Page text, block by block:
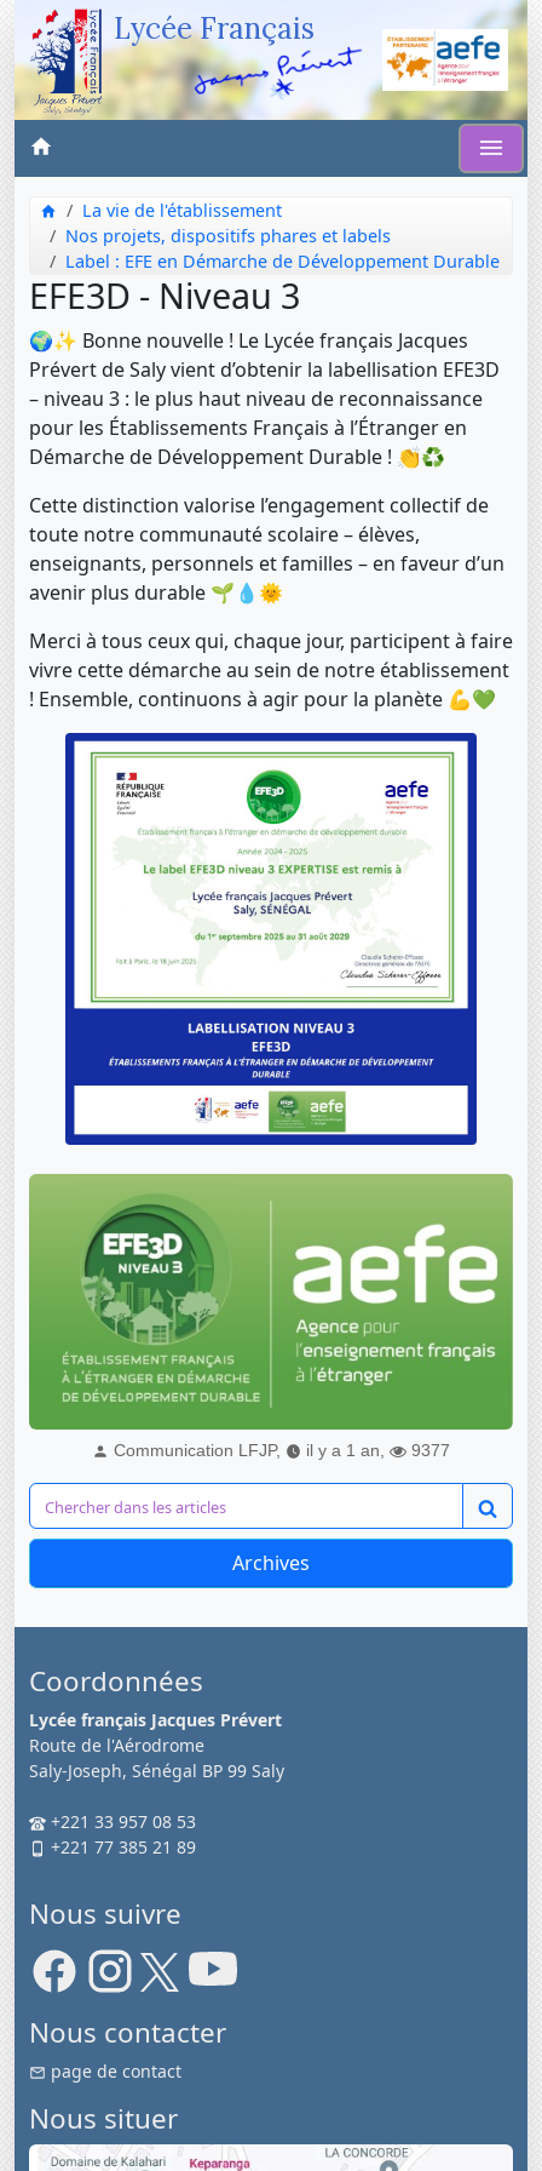
Lycée Français
Communication LFJP, il y a 1 an, 9377
Archives
La vie de l'établissement
Nos projets, dispositifs phares et labels
Label : EFE en Démarche de Développement Durable
EFE3D - Niveau 3
🌍✨ Bonne nouvelle ! Le Lycée français Jacques
Prévert de Saly vient d’obtenir la labellisation EFE3D
– niveau 3 : le plus haut niveau de reconnaissance
pour les Établissements Français à l’Étranger en
Démarche de Développement Durable ! 👏♻️
Cette distinction valorise l’engagement collectif de
toute notre communauté scolaire – élèves,
enseignants, personnels et familles – en faveur d’un
avenir plus durable 🌱💧🌞
Merci à tous ceux qui, chaque jour, participent à faire
vivre cette démarche au sein de notre établissement
! Ensemble, continuons à agir pour la planète 💪💚
Coordonnées
Lycée français Jacques Prévert
Route de l'Aérodrome
Saly-Joseph, Sénégal BP 99 Saly
+221 33 957 08 53
+221 77 385 21 89
Nous suivre
Nous contacter
page de contact
Nous situer